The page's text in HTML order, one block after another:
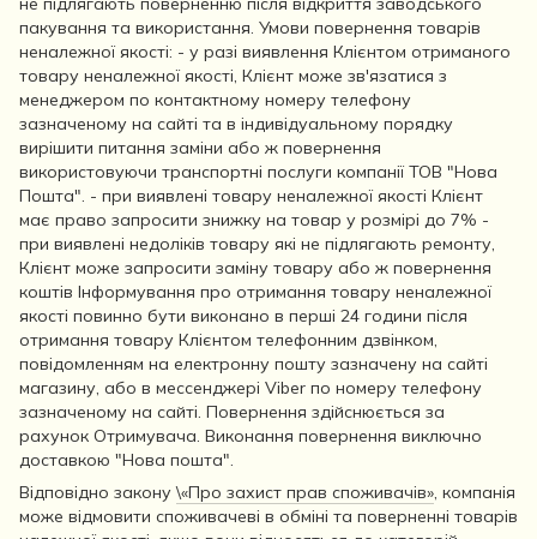
пакування та використання. Умови повернення товарів
неналежної якості: - у разі виявлення Клієнтом отриманого
товару неналежної якості, Клієнт може зв'язатися з
менеджером по контактному номеру телефону
зазначеному на сайті та в індивідуальному порядку
вирішити питання заміни або ж повернення
використовуючи транспортні послуги компанії ТОВ "Нова
Пошта". - при виявлені товару неналежної якості Клієнт
має право запросити знижку на товар у розмірі до 7% -
при виявлені недоліків товару які не підлягають ремонту,
Клієнт може запросити заміну товару або ж повернення
коштів Інформування про отримання товару неналежної
якості повинно бути виконано в перші 24 години після
отримання товару Клієнтом телефонним дзвінком,
повідомленням на електронну пошту зазначену на сайті
магазину, або в мессенджері Viber по номеру телефону
зазначеному на сайті. Повернення здійснюється за
рахунок Отримувача. Виконання повернення виключно
доставкою "Нова пошта".
Відповідно закону\«Про захист прав споживачів», компанія
може відмовити споживачеві в обміні та поверненні товарів